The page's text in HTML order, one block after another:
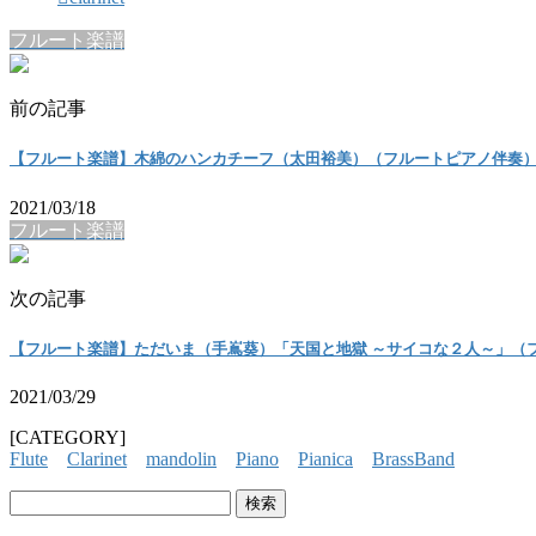
フルート楽譜
前の記事
【フルート楽譜】木綿のハンカチーフ（太田裕美）（フルートピアノ伴奏）
2021/03/18
フルート楽譜
次の記事
【フルート楽譜】ただいま（手嶌葵）「天国と地獄 ～サイコな２人～」（
2021/03/29
[CATEGORY]
Flute
Clarinet mandolin Piano Pianica
BrassBand